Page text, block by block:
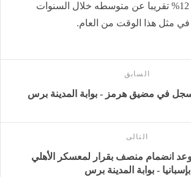
ليظل أقل بنسبة 12% تقريبا عن متوسطه خلال السنوات
مثل هذا الوقت من العام.
السابق
في مضيق هرمز - بوابة المدينة برس
التالى
انضمام منصف بقرار لمعسكر الأهلي
بإسبانيا - بوابة المدينة برس